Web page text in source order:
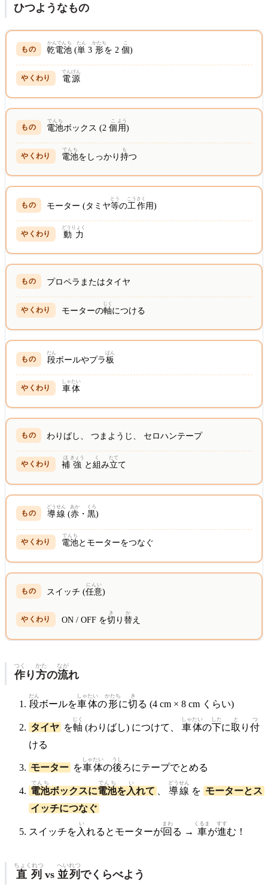
ひつようなもの
乾電池
かんでんち
(単
たん
3 形
かたち
を 2個
こ
)
電源
でんげん
電池
でんち
ボックス (2個
こ
用
よう
)
電池
でんち
をしっかり持
も
つ
モーター (タミヤ等
とう
の工
こう
作
さく
用)
動力
どうりょく
プロペラまたはタイヤ
モーターの軸
じく
につける
段
だん
ボールやプラ板
ばん
車体
しゃたい
わりばし、 つまようじ、 セロハンテープ
補
ほ
強
きょう
と組
く
み立
たて
て
導
どう
線
せん
(赤
あか
・黒
くろ
)
電池
でんち
とモーターをつなぐ
スイッチ (任意
にんい
)
ON / OFF を切
き
り替
か
え
作
つく
り方
かた
の流
なが
れ
段
だん
ボールを車体
しゃたい
の形
かたち
に切
き
る (4 cm × 8 cm くらい)
タイヤ を軸
じく
(わりばし) につけて、 車体
しゃたい
の下
した
に取
と
り 付
つ
ける
モーター を車体
しゃたい
の後
うし
ろにテープでとめる
電池
でんち
ボックスに電池
でんち
を入
い
れて 導
どう
線
せん
を モーターとス
イッチにつなぐ
スイッチを 入
い
れるとモーターが回
まわ
る → 車
くるま
が進
すす
む！
直列
ちょくれつ
vs 並列
へいれつ
でくらべよう